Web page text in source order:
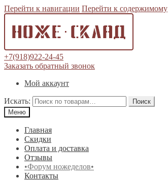
Перейти к навигации Перейти к содержимому
+7(918)922-24-45
Заказать обратный звонок
Мой аккаунт
Искать:
Поиск
Меню
Главная
Скидки
Оплата и доставка
Отзывы
•Форум ножеделов•
Контакты